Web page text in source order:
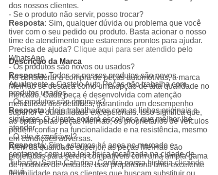
dos nossos clientes.
- Se o produto não servir, posso trocar?
Resposta: Sim, qualquer dúvida ou problema que você
tiver com o seu pedido ou produto. Basta acionar o nosso
time de atendimento que estaremos prontos para ajudar.
Precisa de ajuda? Clique aqui para ser atendidopelo
WhatsApp.
- Os produtos são novos ou usados?
Resposta:Todos os nossos produtos são novos.
Atualmente a Castelo Auto Peças não trabalha com
produtos usados.
- Os produtos são originais?
Resposta:Hoje trabalhamos com as linhas originais e
similares. O cliente poderá escolher o que melhor lhe
atender.
- O site é confiável?
Resposta:Sim, estamos há anos no mercado e
contamos com uma loja física localizada na cidade de
Tubarão, Santa Catarina. Confira nossa históriaclicando
aqui.
Descrição da Marca
Ao considerar a compra de peças automotivas, a marca
MeiHao se destaca como uma opção de alta qualidade no
mercado. Cada peça é desenvolvida com atenção
meticulosa aos detalhes, garantindo um desempenho
superior e durabilidade excepcionais. Isso significa que,
ao optar pelas peças MeiHao, os proprietários de veículos
podem confiar na funcionalidade e na resistência, mesmo
em condições adversas.
Além da qualidade superior, as peças MeiHao são
projetadas para serem compatíveis com uma ampla gama
de modelos de veículos. Isso proporciona uma excelente